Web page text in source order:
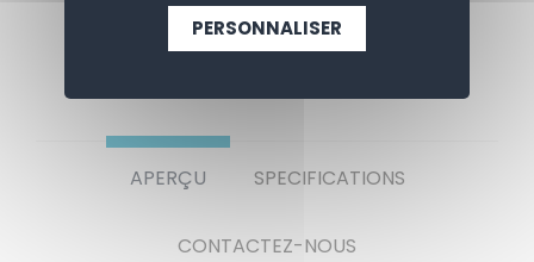
APERÇU SPECIFICATIONS
CONTACTEZ-NOUS
PERSONNALISER